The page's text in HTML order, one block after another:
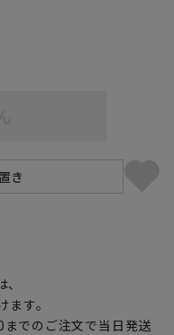
す。
でのご注文で当日発送